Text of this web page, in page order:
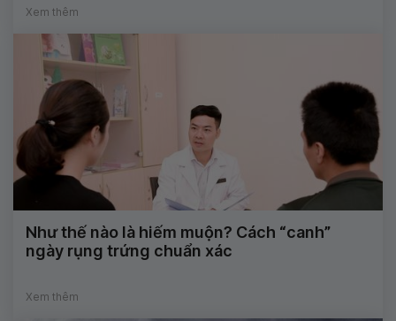
Xem thêm
Như thế nào là hiếm muộn? Cách “canh”
ngày rụng trứng chuẩn xác
Xem thêm